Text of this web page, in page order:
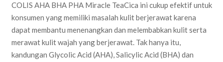
COLIS AHA BHA PHA Miracle TeaCica ini cukup efektif untuk
konsumen yang memiliki masalah kulit berjerawat karena
dapat membantu menenangkan dan melembabkan kulit serta
merawat kulit wajah yang berjerawat. Tak hanya itu,
kandungan Glycolic Acid (AHA), Salicylic Acid (BHA) dan